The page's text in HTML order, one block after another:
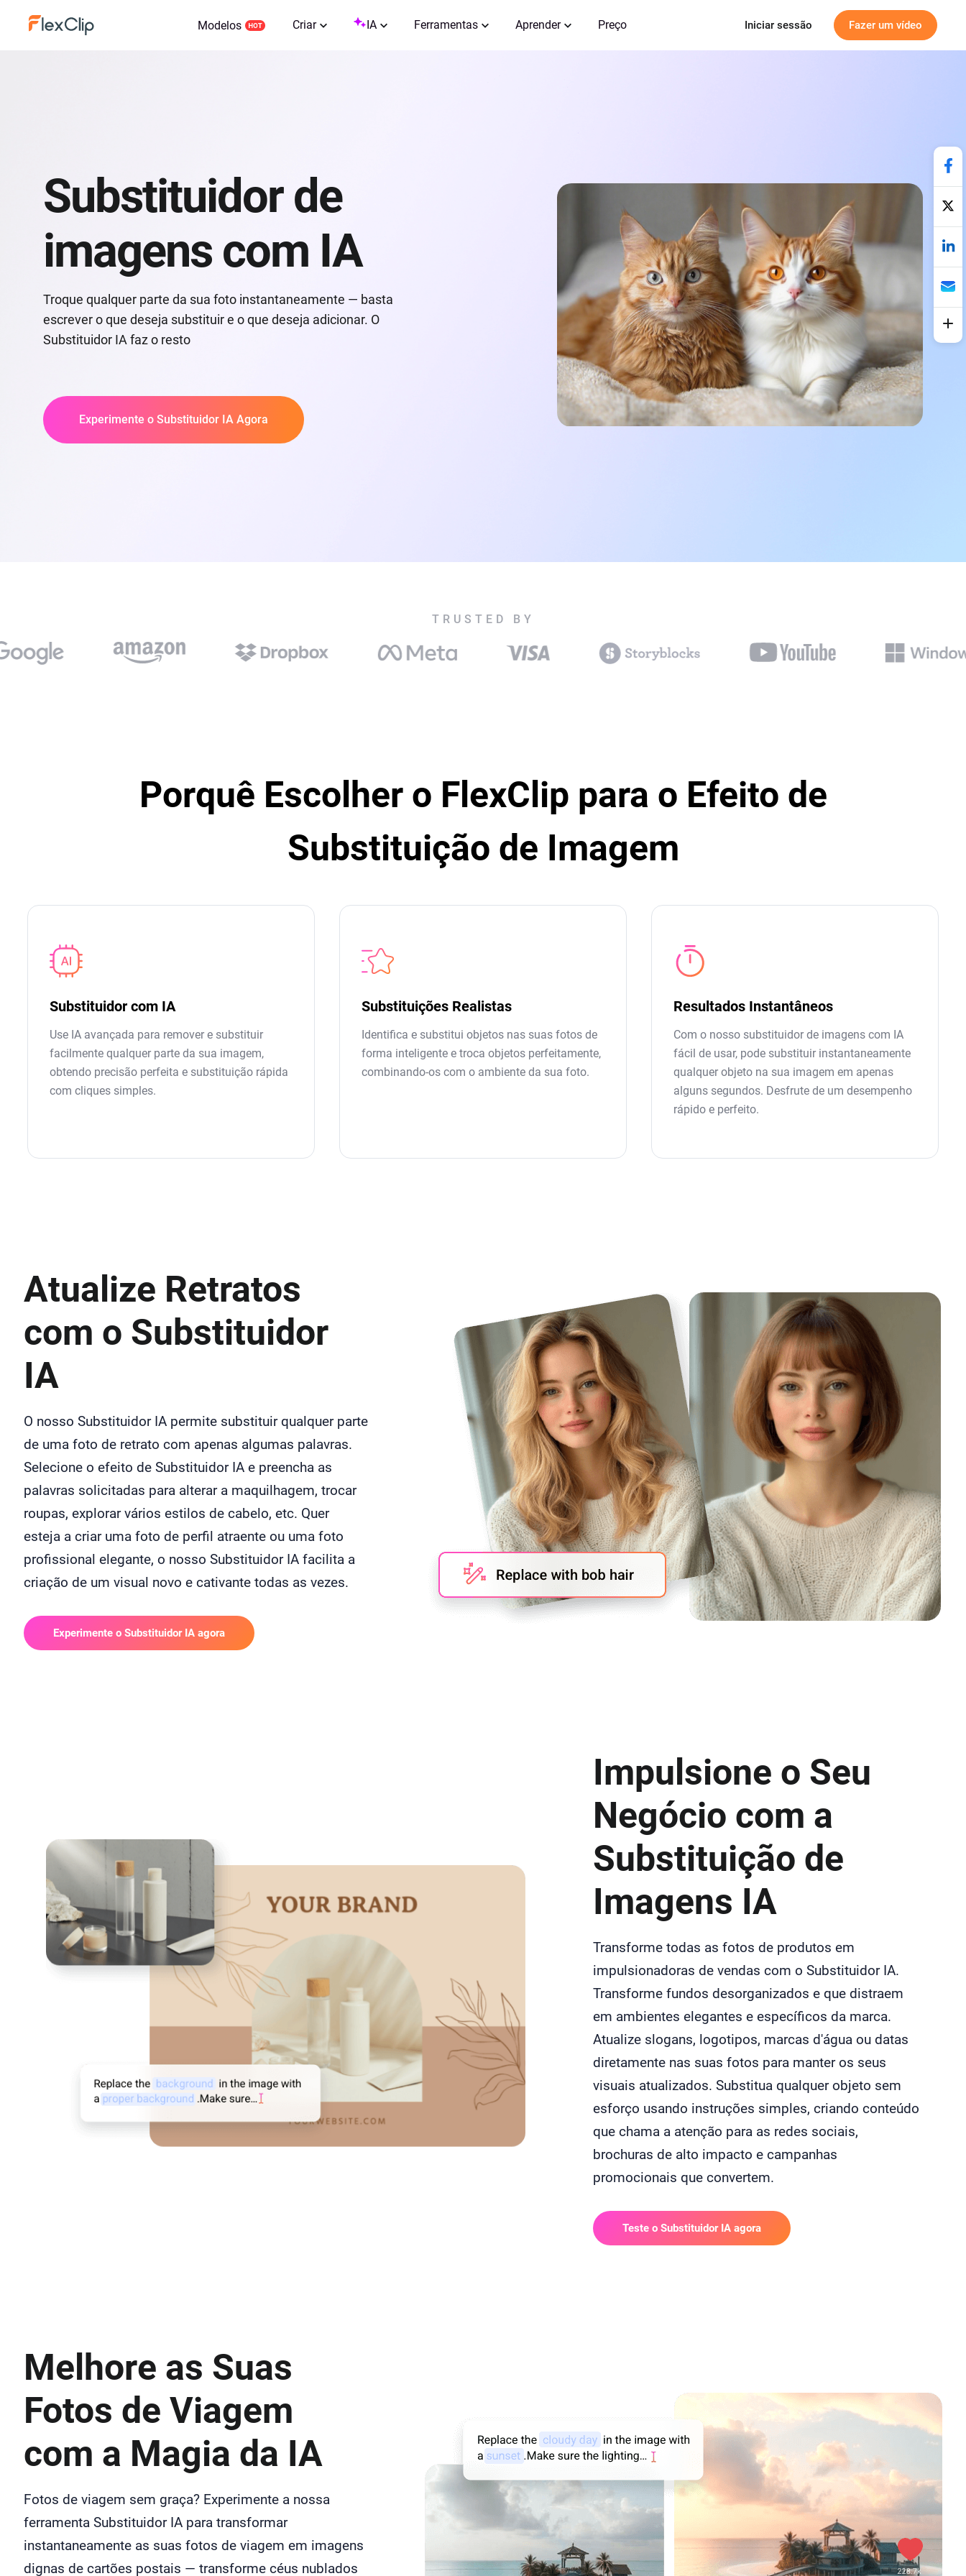
Modelos Criar IA Ferramentas Aprender Preço Iniciar sessão Fazer um vídeo
Substituidor de
imagens com IA
Troque qualquer parte da sua foto instantaneamente — basta
escrever o que deseja substituir e o que deseja adicionar. O
Substituidor IA faz o resto
Experimente o Substituidor IA Agora
TRUSTED BY
Porquê Escolher o FlexClip para o Efeito de
Substituição de Imagem
Substituidor com IA
Use IA avançada para remover e substituir
facilmente qualquer parte da sua imagem,
obtendo precisão perfeita e substituição rápida
com cliques simples.
Substituições Realistas
Identifica e substitui objetos nas suas fotos de
forma inteligente e troca objetos perfeitamente,
combinando-os com o ambiente da sua foto.
Resultados Instantâneos
Com o nosso substituidor de imagens com IA
fácil de usar, pode substituir instantaneamente
qualquer objeto na sua imagem em apenas
alguns segundos. Desfrute de um desempenho
rápido e perfeito.
Atualize Retratos
com o Substituidor
IA
O nosso Substituidor IA permite substituir qualquer parte
de uma foto de retrato com apenas algumas palavras.
Selecione o efeito de Substituidor IA e preencha as
palavras solicitadas para alterar a maquilhagem, trocar
roupas, explorar vários estilos de cabelo, etc. Quer
esteja a criar uma foto de perfil atraente ou uma foto
profissional elegante, o nosso Substituidor IA facilita a
criação de um visual novo e cativante todas as vezes.
Experimente o Substituidor IA agora
Impulsione o Seu
Negócio com a
Substituição de
Imagens IA
Transforme todas as fotos de produtos em
impulsionadoras de vendas com o Substituidor IA.
Transforme fundos desorganizados e que distraem
em ambientes elegantes e específicos da marca.
Atualize slogans, logotipos, marcas d'água ou datas
diretamente nas suas fotos para manter os seus
visuais atualizados. Substitua qualquer objeto sem
esforço usando instruções simples, criando conteúdo
que chama a atenção para as redes sociais,
brochuras de alto impacto e campanhas
promocionais que convertem.
Teste o Substituidor IA agora
Melhore as Suas
Fotos de Viagem
com a Magia da IA
Fotos de viagem sem graça? Experimente a nossa
ferramenta Substituidor IA para transformar
instantaneamente as suas fotos de viagem em imagens
dignas de cartões postais — transforme céus nublados